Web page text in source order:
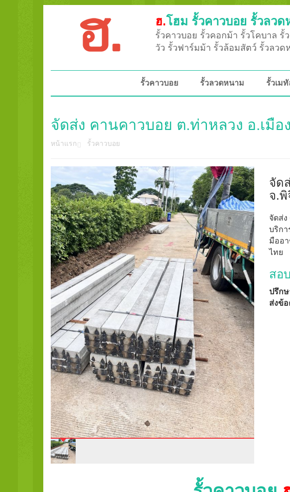
ฮ.โฮม รั้วคาวบอย รั้วลว
รั้วคาวบอย รั้วคอกม้า รั้วโคบาล รั้
วัว รั้วฟาร์มม้า รั้วล้อมสัตว์ รั้วลวด
รั้วคาวบอย รั้วลวดหนาม รั้วเม
จัดส่ง คานคาวบอย ต.ท่าหลวง อ.เมือ
หน้าแรก รั้วคาวบอย
จัด
จ.พิ
จัดส่ง
บริกา
มืออ
ไทย
สอ
ปรึก
ส่งข้